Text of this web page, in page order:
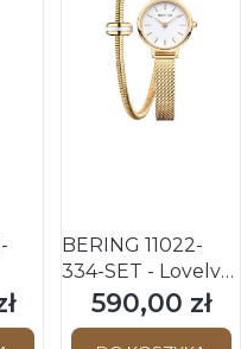
BERING 11022-
334-SET - Lovely
Gift Ser - Damski -
Zegarek
Cena
590,00 zł